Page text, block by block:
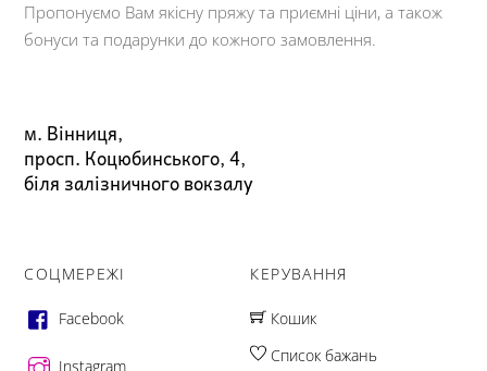
Пропонуємо Вам якісну пряжу та приємні ціни, а також
бонуси та подарунки до кожного замовлення.
м. Вінниця,
просп. Коцюбинського, 4,
біля залізничного вокзалу
СОЦМЕРЕЖІ
Facebook
Instagram
КЕРУВАННЯ
Кошик
Список бажань